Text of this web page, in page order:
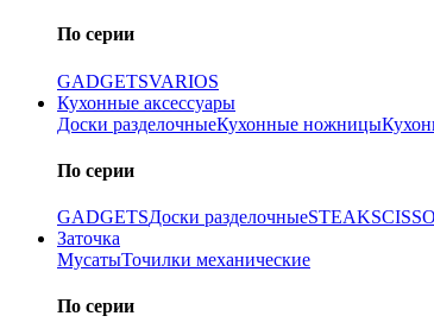
По серии
GADGETSVARIOS
Кухонные аксессуары
Доски разделочныеКухонные ножницы
По серии
GADGETSДоски разделочныеSTEAK
Заточка
МусатыТочилки механические
По серии